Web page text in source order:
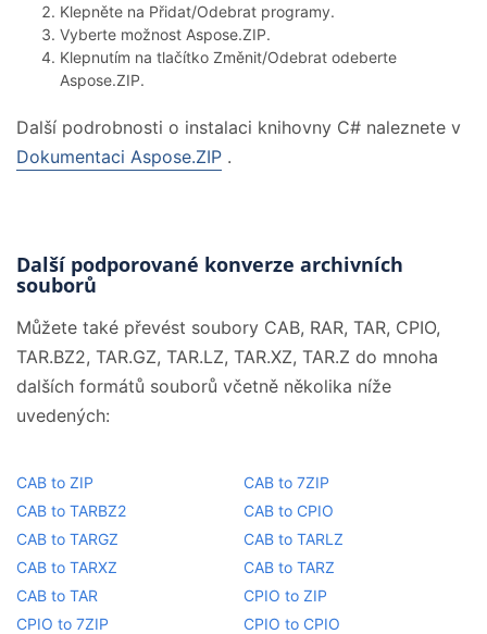
Klepněte na Přidat/Odebrat programy.
Vyberte možnost Aspose.ZIP.
Klepnutím na tlačítko Změnit/Odebrat odeberte
Aspose.ZIP.
Další podrobnosti o instalaci knihovny C# naleznete v
Dokumentaci Aspose.ZIP .
Další podporované konverze archivních
souborů
Můžete také převést soubory CAB, RAR, TAR, CPIO,
TAR.BZ2, TAR.GZ, TAR.LZ, TAR.XZ, TAR.Z do mnoha
dalších formátů souborů včetně několika níže
uvedených:
CAB to ZIP
CAB to 7ZIP
CAB to TARBZ2
CAB to CPIO
CAB to TARGZ
CAB to TARLZ
CAB to TARXZ
CAB to TARZ
CAB to TAR
CPIO to ZIP
CPIO to 7ZIP
CPIO to CPIO